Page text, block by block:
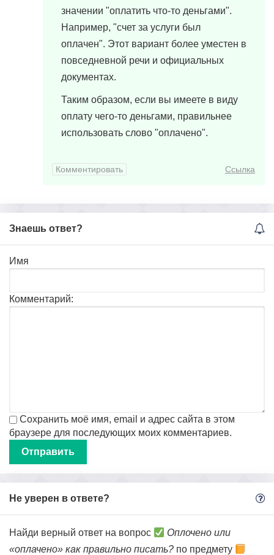
значении "оплатить что-то деньгами".
Например, "счет за услуги был
оплачен". Этот вариант более уместен в
повседневной речи и официальных
документах.
Таким образом, если вы имеете в виду
оплату чего-то деньгами, правильнее
использовать слово "оплачено".
Комментировать Ссылка
Знаешь ответ?
Имя
Комментарий:
Сохранить моё имя, email и адрес сайта в этом
браузере для последующих моих комментариев.
Не уверен в ответе?
Найди верный ответ на вопрос
Оплочено или
«оплачено» как правильно писать? по предмету